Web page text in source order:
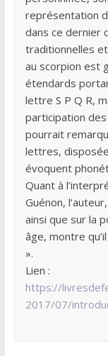
représentation
dans ce dernier
traditionnelles
au scorpion est
étendards
lettre S P Q R,
participation des
pourrait
lettres,
évoquent
Quant à
Guénon,
ainsi que sur la
âge, montre
».
Lien :
https://
2017/07/